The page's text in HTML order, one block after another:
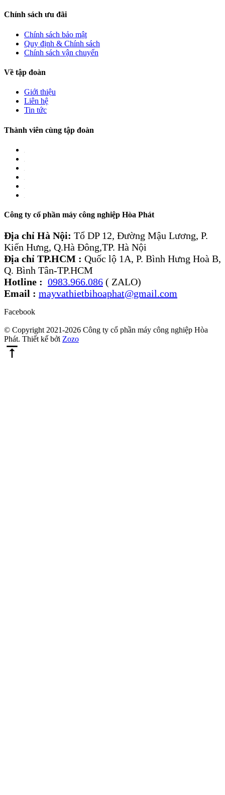
Chính sách ưu đãi
Chính sách bảo mật
Quy định & Chính sách
Chính sách vận chuyển
Về tập đoàn
Giới thiệu
Liên hệ
Tin tức
Thành viên cùng tập đoàn
Công ty cổ phần máy công nghiệp Hòa Phát
Địa chỉ Hà Nội: Tổ DP 12, Đường Mậu Lương, P.
Kiến Hưng, Q.Hà Đông,TP. Hà Nội
Địa chỉ TP.HCM : Quốc lộ 1A, P. Bình Hưng Hoà B,
Q. Bình Tân-TP.HCM
Hotline : 0983.966.086 ( ZALO)
Email : mayvathietbihoaphat@gmail.com
Facebook
© Copyright 2021-2026 Công ty cổ phần máy công nghiệp Hòa
Phát. Thiết kế bởi Zozo